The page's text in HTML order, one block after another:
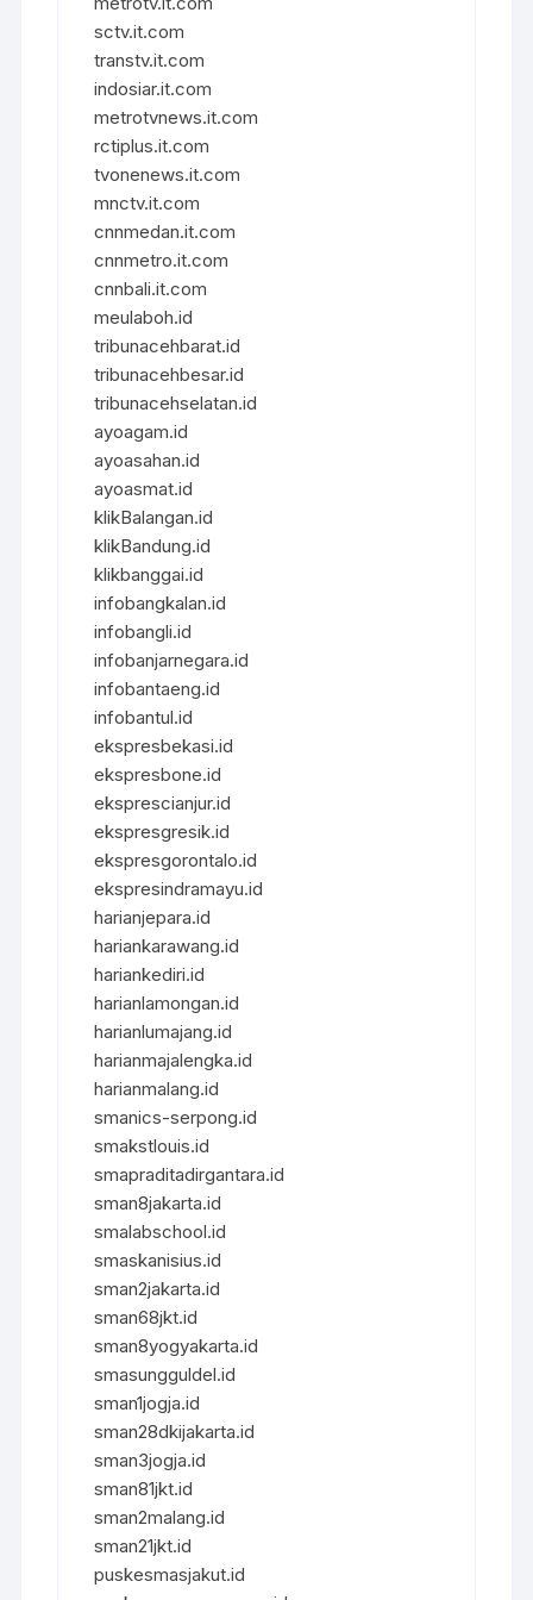
sctv.it.com
transtv.it.com
indosiar.it.com
metrotvnews.it.com
rctiplus.it.com
tvonenews.it.com
mnctv.it.com
cnnmedan.it.com
cnnmetro.it.com
cnnbali.it.com
meulaboh.id
tribunacehbarat.id
tribunacehbesar.id
tribunacehselatan.id
ayoagam.id
ayoasahan.id
ayoasmat.id
klikBalangan.id
klikBandung.id
klikbanggai.id
infobangkalan.id
infobangli.id
infobanjarnegara.id
infobantaeng.id
infobantul.id
ekspresbekasi.id
ekspresbone.id
eksprescianjur.id
ekspresgresik.id
ekspresgorontalo.id
ekspresindramayu.id
harianjepara.id
hariankarawang.id
hariankediri.id
harianlamongan.id
harianlumajang.id
harianmajalengka.id
harianmalang.id
smanics-serpong.id
smakstlouis.id
smapraditadirgantara.id
sman8jakarta.id
smalabschool.id
smaskanisius.id
sman2jakarta.id
sman68jkt.id
sman8yogyakarta.id
smasungguldel.id
sman1jogja.id
sman28dkijakarta.id
sman3jogja.id
sman81jkt.id
sman2malang.id
sman21jkt.id
puskesmasjakut.id